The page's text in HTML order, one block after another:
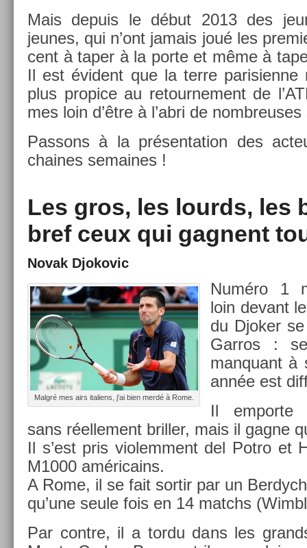
Mais de­puis le début 2013 des
jeunes, qui n’ont jamais joué les
cent à taper à la porte et même à
Il est évident que la terre parisien­ne
plus pro­pice au re­tour­ne­ment de
mes loin d’être à l’abri de
Pas­sons à la présen­ta­tion des
chaines semaines !
Les gros, les lourds, les
bref ceux qui gag­nent
Novak Djokovic
Malgré mes airs italiens, j'ai bien merdé à Rome.
Numéro 1
loin de­vant
du Djok­er
Garros :
man­quant à
année est
Il em­por­te
sans réel­le­ment brill­er, mais il gagne
Il s’est pris violem­ment del Potro et
M1000 américains.
A Rome, il se fait sor­tir par un
qu’une seule fois en 14 matchs
Par con­tre, il a tordu dans les